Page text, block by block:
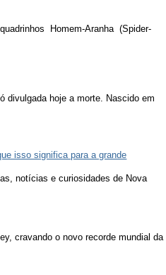
Homem-Aranha (Spider-
divulgada hoje a morte. Nascido em
isso significa para a grande
notícias e curiosidades de Nova
cravando o novo recorde mundial da